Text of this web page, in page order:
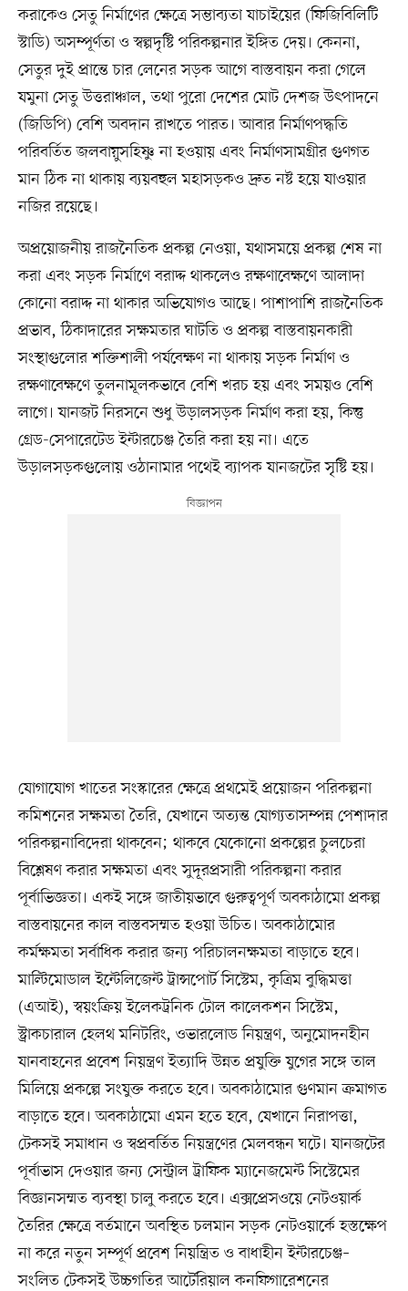
করাকেও সেতু নির্মাণের ক্ষেত্রে সম্ভাব্যতা যাচাইয়ের (ফিজিবিলিটি
স্টাডি) অসম্পূর্ণতা ও স্বল্পদৃষ্টি পরিকল্পনার ইঙ্গিত দেয়। কেননা,
সেতুর দুই প্রান্তে চার লেনের সড়ক আগে বাস্তবায়ন করা গেলে
যমুনা সেতু উত্তরাঞ্চাল, তথা পুরো দেশের মোট দেশজ উৎপাদনে
(জিডিপি) বেশি অবদান রাখতে পারত। আবার নির্মাণপদ্ধতি
পরিবর্তিত জলবায়ুসহিষ্ণু না হওয়ায় এবং নির্মাণসামগ্রীর গুণগত
মান ঠিক না থাকায় ব্যয়বহুল মহাসড়কও দ্রুত নষ্ট হয়ে যাওয়ার
নজির রয়েছে।
অপ্রয়োজনীয় রাজনৈতিক প্রকল্প নেওয়া, যথাসময়ে প্রকল্প শেষ না
করা এবং সড়ক নির্মাণে বরাদ্দ থাকলেও রক্ষণাবেক্ষণে আলাদা
কোনো বরাদ্দ না থাকার অভিযোগও আছে। পাশাপাশি রাজনৈতিক
প্রভাব, ঠিকাদারের সক্ষমতার ঘাটতি ও প্রকল্প বাস্তবায়নকারী
সংস্থাগুলোর শক্তিশালী পর্যবেক্ষণ না থাকায় সড়ক নির্মাণ ও
রক্ষণাবেক্ষণে তুলনামূলকভাবে বেশি খরচ হয় এবং সময়ও বেশি
লাগে। যানজট নিরসনে শুধু উড়ালসড়ক নির্মাণ করা হয়, কিন্তু
গ্রেড-সেপারেটেড ইন্টারচেঞ্জ তৈরি করা হয় না। এতে
উড়ালসড়কগুলোয় ওঠানামার পথেই ব্যাপক যানজটের সৃষ্টি হয়।
যোগাযোগ খাতের সংস্কারের ক্ষেত্রে প্রথমেই প্রয়োজন পরিকল্পনা
কমিশনের সক্ষমতা তৈরি, যেখানে অত্যন্ত যোগ্যতাসম্পন্ন পেশাদার
পরিকল্পনাবিদেরা থাকবেন; থাকবে যেকোনো প্রকল্পের চুলচেরা
বিশ্লেষণ করার সক্ষমতা এবং সুদূরপ্রসারী পরিকল্পনা করার
পূর্বাভিজ্ঞতা। একই সঙ্গে জাতীয়ভাবে গুরুত্বপূর্ণ অবকাঠামো প্রকল্প
বাস্তবায়নের কাল বাস্তবসম্মত হওয়া উচিত। অবকাঠামোর
কর্মক্ষমতা সর্বাধিক করার জন্য পরিচালনক্ষমতা বাড়াতে হবে।
মাল্টিমোডাল ইন্টেলিজেন্ট ট্রান্সপোর্ট সিস্টেম, কৃত্রিম বুদ্ধিমত্তা
(এআই), স্বয়ংক্রিয় ইলেকট্রনিক টোল কালেকশন সিস্টেম,
স্ট্রাকচারাল হেলথ মনিটরিং, ওভারলোড নিয়ন্ত্রণ, অনুমোদনহীন
যানবাহনের প্রবেশ নিয়ন্ত্রণ ইত্যাদি উন্নত প্রযুক্তি যুগের সঙ্গে তাল
মিলিয়ে প্রকল্পে সংযুক্ত করতে হবে। অবকাঠামোর গুণমান ক্রমাগত
বাড়াতে হবে। অবকাঠামো এমন হতে হবে, যেখানে নিরাপত্তা,
টেকসই সমাধান ও স্বপ্রবর্তিত নিয়ন্ত্রণের মেলবন্ধন ঘটে। যানজটের
পূর্বাভাস দেওয়ার জন্য সেন্ট্রাল ট্রাফিক ম্যানেজমেন্ট সিস্টেমের
বিজ্ঞানসম্মত ব্যবস্থা চালু করতে হবে। এক্সপ্রেসওয়ে নেটওয়ার্ক
তৈরির ক্ষেত্রে বর্তমানে অবস্থিত চলমান সড়ক নেটওয়ার্কে হস্তক্ষেপ
না করে নতুন সম্পূর্ণ প্রবেশ নিয়ন্ত্রিত ও বাধাহীন ইন্টারচেঞ্জ–
সংলিত টেকসই উচ্চগতির আর্টেরিয়াল কনফিগারেশনের